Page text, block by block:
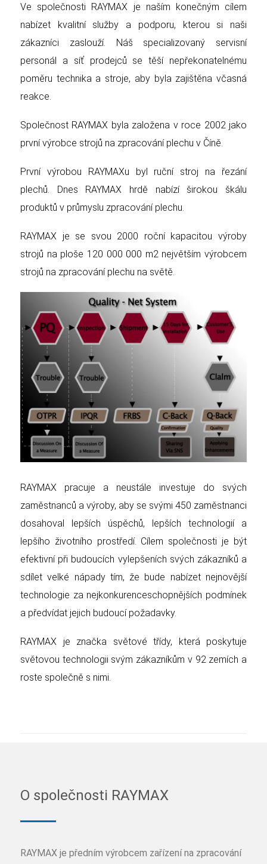
Ve společnosti RAYMAX je naším konečným cílem
nabízet kvalitní služby a podporu, kterou si naši
zákazníci zaslouží. Náš specializovaný servisní
personál a síť prodejců se těší nepřekonatelnému
poměru technika a stroje, aby byla zajištěna včasná
reakce.
Společnost RAYMAX byla založena v roce 2002 jako
první výrobce strojů na zpracování plechu v Číně.
První výrobou RAYMAXu byl ruční stroj na řezání
plechů. Dnes RAYMAX hrdě nabízí širokou škálu
produktů v průmyslu zpracování plechu.
RAYMAX je se svou 2000 roční kapacitou výroby
strojů na ploše 120 000 000 m2 největším výrobcem
strojů na zpracování plechu na světě.
RAYMAX pracuje a neustále investuje do svých
zaměstnanců a výroby, aby se svými 450 zaměstnanci
dosahoval lepších úspěchů, lepších technologií a
lepšího životního prostředí. Cílem společnosti je být
efektivní při budoucích vylepšeních svých zákazníků a
sdílet velké nápady tím, že bude nabízet nejnovější
technologie za nejkonkurenceschopnějších podmínek
a předvídat jejich budoucí požadavky.
RAYMAX je značka světové třídy, která poskytuje
světovou technologii svým zákazníkům v 92 zemích a
roste společně s nimi.
O společnosti RAYMAX
RAYMAX je předním výrobcem zařízení na zpracování